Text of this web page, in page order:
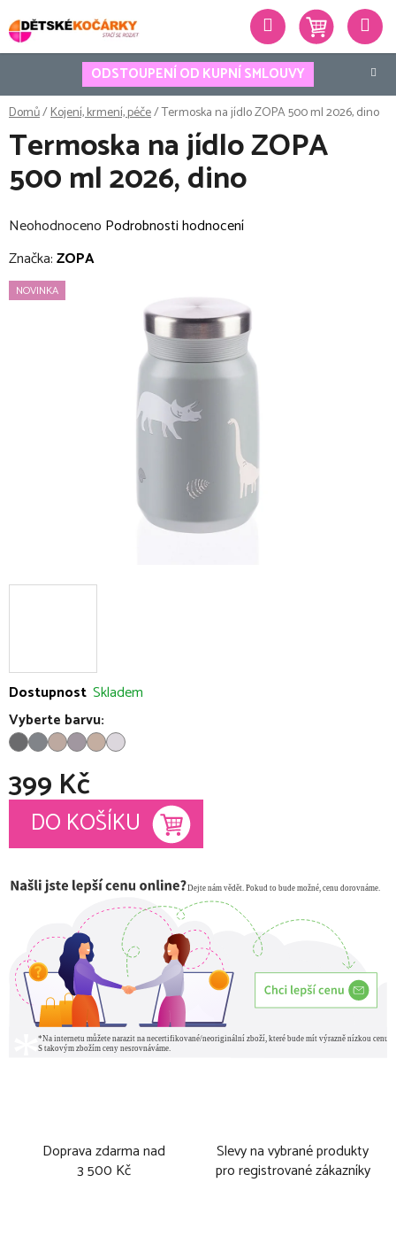
na
obsah
ODSTOUPENÍ OD KUPNÍ SMLOUVY
Hledat
Domů/Kojení, krmení, péče/Termoska na jídlo ZOPA 500 ml 2026, dino
Dostupnost Skladem
Vyberte barvu:
399 Kč
Měrná cena:
DO KOŠÍKU
Doprava zdarma nad
3 500 Kč
Slevy na vybrané produkty
pro registrované zákazníky
Termoska na jídlo ZOPA
500 ml 2026, dino
Průměrné
hodnocení
je
Neohodnoceno Podrobnosti hodnocení
Značka:ZOPA
NOVINKA